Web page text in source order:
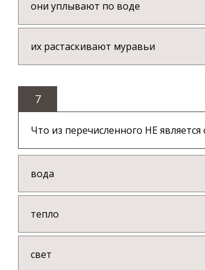
они уплывают по воде
их растаскивают муравьи
7
Что из перечисленного НЕ
вода
тепло
свет